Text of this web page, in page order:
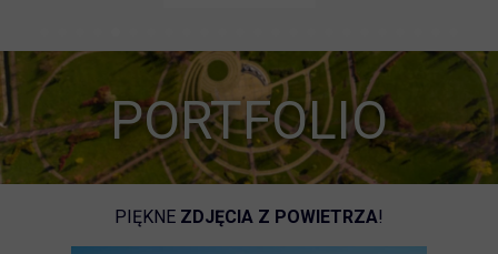
PORTFOLIO
PIĘKNE ZDJĘCIA Z POWIETRZA!